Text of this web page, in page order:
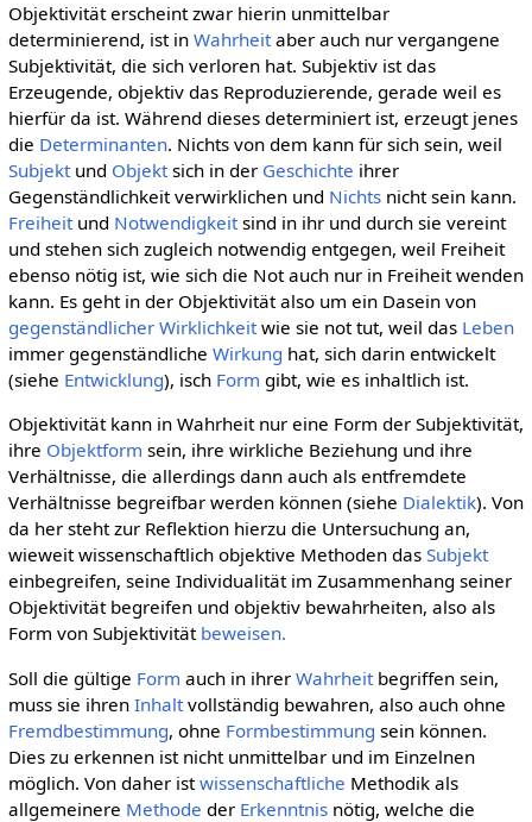
Objektivität erscheint zwar hierin unmittelbar
determinierend, ist in Wahrheitaber auch nur vergangene
Subjektivität, die sich verloren hat. Subjektiv ist das
Erzeugende, objektiv das Reproduzierende, gerade weil es
hierfür da ist. Während dieses determiniert ist, erzeugt jenes
die Determinanten. Nichts von dem kann für sich sein, weil
Subjektund Objektsich in der Geschichte ihrer
Gegenständlichkeit verwirklichen und Nichtsnicht sein kann.
Freiheitund Notwendigkeitsind in ihr und durch sie vereint
und stehen sich zugleich notwendig entgegen, weil Freiheit
ebenso nötig ist, wie sich die Not auch nur in Freiheit wenden
kann. Es geht in der Objektivität also um ein Dasein von
gegenständlicher Wirklichkeitwie sie not tut, weil das Leben
immer gegenständliche Wirkung hat, sich darin entwickelt
(siehe Entwicklung), isch Form gibt, wie es inhaltlich ist.
Objektivität kann in Wahrheit nur eine Form der Subjektivität,
ihre Objektform sein, ihre wirkliche Beziehung und ihre
Verhältnisse, die allerdings dann auch als entfremdete
Verhältnisse begreifbar werden können (siehe Dialektik). Von
da her steht zur Reflektion hierzu die Untersuchung an,
wieweit wissenschaftlich objektive Methoden das Subjekt
einbegreifen, seine Individualität im Zusammenhang seiner
Objektivität begreifen und objektiv bewahrheiten, also als
Form von Subjektivität beweisen.
Soll die gültige Form auch in ihrer Wahrheitbegriffen sein,
muss sie ihren Inhaltvollständig bewahren, also auch ohne
Fremdbestimmung, ohne Formbestimmung sein können.
Dies zu erkennen ist nicht unmittelbar und im Einzelnen
möglich. Von daher istwissenschaftliche Methodik als
allgemeinere Methode der Erkenntnisnötig, welche die